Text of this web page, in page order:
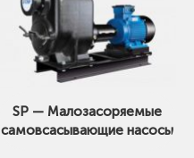
SP — Малозасоряемые
самовсасывающие насосы